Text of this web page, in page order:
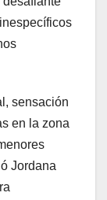
sensación
en la zona
Jordana